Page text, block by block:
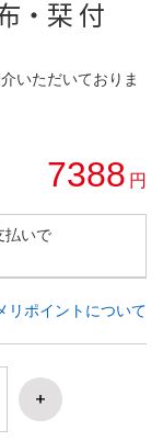
・栞 付
いただいておりま
7388 円
払いで
リポイントについて